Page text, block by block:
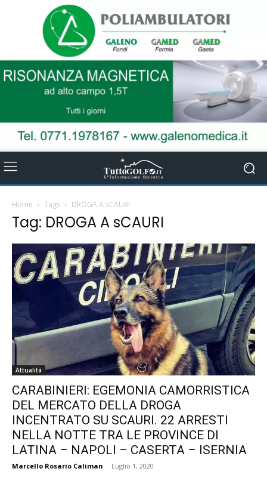
Home Tags DROGA A sCAURI
Tag: DROGA A sCAURI
Attualità
CARABINIERI: EGEMONIA CAMORRISTICA
DEL MERCATO DELLA DROGA
INCENTRATO SU SCAURI. 22 ARRESTI
NELLA NOTTE TRA LE PROVINCE DI
LATINA – NAPOLI – CASERTA – ISERNIA
Marcello Rosario Caliman - Luglio 1, 2020